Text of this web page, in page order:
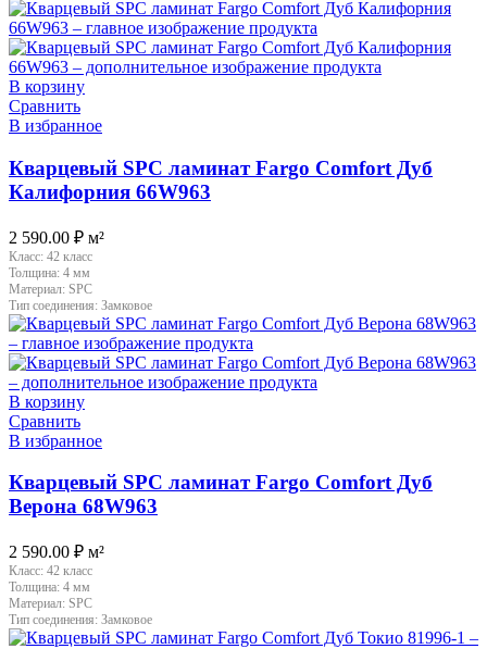
В корзину
Сравнить
В избранное
Кварцевый SPC ламинат Fargo Comfort Дуб
Калифорния 66W963
2 590.00 ₽ м²
Класс: 42 класс
Толщина: 4 мм
Материал: SPC
Тип соединения: Замковое
В корзину
Сравнить
В избранное
Кварцевый SPC ламинат Fargo Comfort Дуб
Верона 68W963
2 590.00 ₽ м²
Класс: 42 класс
Толщина: 4 мм
Материал: SPC
Тип соединения: Замковое